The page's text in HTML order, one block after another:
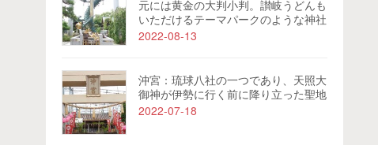
元には黄金の大判小判。讃岐うどんも
いただけるテーマパークのような神社
2022-08-13
沖宮：琉球八社の一つであり、天照大
御神が伊勢に行く前に降り立った聖地
2022-07-18